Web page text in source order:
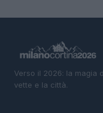
Verso il 2026: la magia
vette e la città.